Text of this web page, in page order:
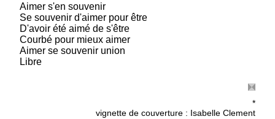
Aimer s'en souvenir
Se souvenir d'aimer pour être
D'avoir été aimé de s'être
Courbé pour mieux aimer
Aimer se souvenir union
Libre
*
vignette de couverture : Isabelle Clement